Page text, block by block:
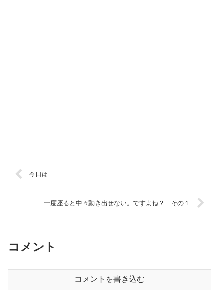
今日は
一度座ると中々動き出せない。ですよね？ その１
コメント
コメントを書き込む